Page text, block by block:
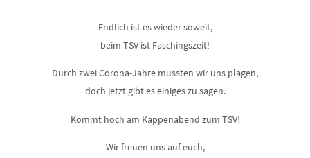
Endlich ist es wieder soweit,
beim TSV ist Faschingszeit!
Durch zwei Corona-Jahre mussten wir uns plagen,
doch jetzt gibt es einiges zu sagen.
Kommt hoch am Kappenabend zum TSV!
Wir freuen uns auf euch,